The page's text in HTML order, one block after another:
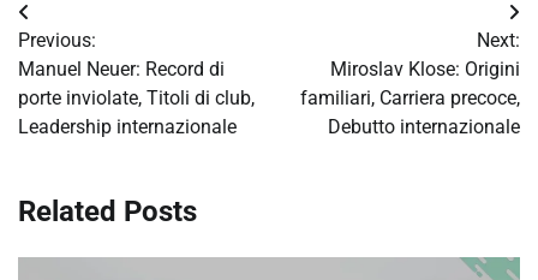
Post
navigation
Previous:
Manuel Neuer: Record di
porte inviolate, Titoli di club,
Leadership internazionale
Next:
Miroslav Klose: Origini
familiari, Carriera precoce,
Debutto internazionale
Related Posts